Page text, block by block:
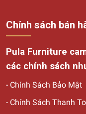
Chính sách bán
Pula Furniture
các chính sách
- Chính Sách Bảo Mật
- Chính Sách Thanh